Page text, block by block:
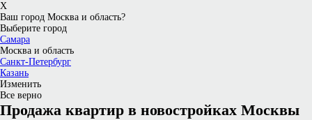
X
Ваш город Москва и область?
Выберите город
Самара
Москва и область
Санкт-Петербург
Казань
Изменить
Все верно
Продажа квартир в новостройках Москвы